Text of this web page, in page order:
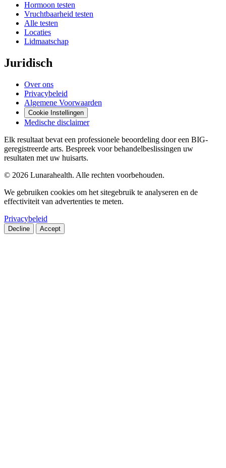
Hormoon testen
Vruchtbaarheid testen
Alle testen
Locaties
Lidmaatschap
Juridisch
Over ons
Privacybeleid
Algemene Voorwaarden
Cookie Instellingen
Medische disclaimer
Elk resultaat bevat een professionele beoordeling door een BIG-
geregistreerde arts. Bespreek voor behandelbeslissingen uw
resultaten met uw huisarts.
© 2026 Lunarahealth. Alle rechten voorbehouden.
We gebruiken cookies om het sitegebruik te analyseren en de
effectiviteit van advertenties te meten.
Privacybeleid
Decline Accept